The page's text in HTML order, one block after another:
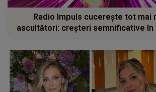
Radio Impuls cucerește tot mai
ascultători: creșteri semnificative în